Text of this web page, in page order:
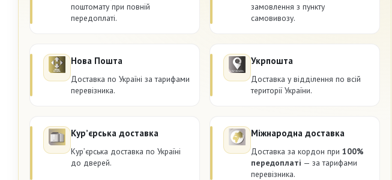
поштомату при повній
передоплаті.
замовлення з пункту
самовивозу.
Нова Пошта
Доставка по Україні за тарифами
перевізника.
Укрпошта
Доставка у відділення по всій
території України.
Курʼєрська доставка
Курʼєрська доставка по Україні
до дверей.
Міжнародна доставка
Доставка за кордон при 100%
передоплаті — за тарифами
перевізника.